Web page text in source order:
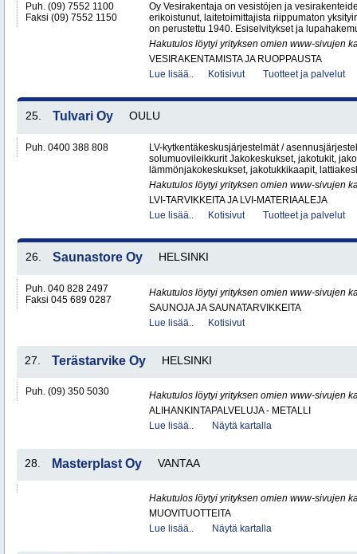
Puh. (09) 7552 1100
Faksi (09) 7552 1150
Oy Vesirakentaja on vesistöjen ja
erikoistunut, laitetoimittajista riippumaton
on perustettu 1940. Esiselvitykset ja
Hakutulos löytyi yrityksen omien www-sivujen
VESIRAKENTAMISTA JA RUOPPAUSTA
Lue lisää..
Kotisivut Tuotteet ja palvelut
25. Tulvari Oy OULU
Puh. 0400 388 808
LV-kytkentäkeskusjärjestelmät /
solumuovileikkurit Jakokeskukset, jakotukit,
lämmönjakokeskukset, jakotukkikaapit,
Hakutulos löytyi yrityksen omien www-sivujen
LVI-TARVIKKEITA JA LVI-MATERIAALEJA
Lue lisää..
Kotisivut Tuotteet ja palvelut
26. Saunastore Oy HELSINKI
Puh. 040 828 2497
Faksi 045 689 0287
Hakutulos löytyi yrityksen omien www-sivujen
SAUNOJA JA SAUNATARVIKKEITA
Lue lisää..
Kotisivut
27. Terästarvike Oy HELSINKI
Puh. (09) 350 5030
Hakutulos löytyi yrityksen omien www-sivujen
ALIHANKINTAPALVELUJA - METALLI
Lue lisää..
Näytä kartalla
28. Masterplast Oy VANTAA
Hakutulos löytyi yrityksen omien www-sivujen
MUOVITUOTTEITA
Lue lisää..
Näytä kartalla